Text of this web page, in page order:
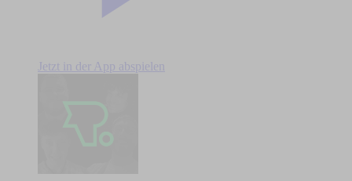
Jetzt in der App abspielen